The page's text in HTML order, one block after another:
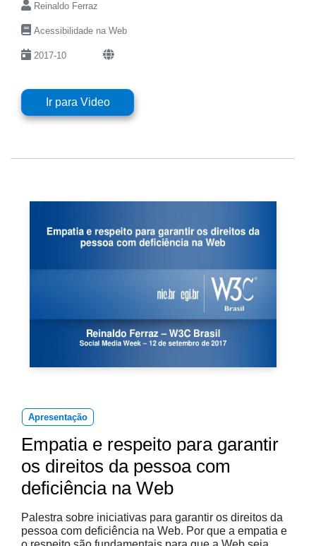
Reinaldo Ferraz
Acessibilidade na Web
2017-10
Ir para Video
Apresentação
Empatia e respeito para garantir
os direitos da pessoa com
deficiência na Web
Palestra sobre iniciativas para garantir os direitos da
pessoa com deficiência na Web. Por que a empatia e